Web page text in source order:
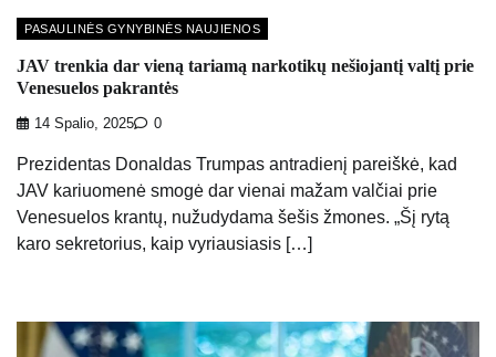
PASAULINĖS GYNYBINĖS NAUJIENOS
JAV trenkia dar vieną tariamą narkotikų nešiojantį valtį prie
Venesuelos pakrantės
14 Spalio, 2025 0
Prezidentas Donaldas Trumpas antradienį pareiškė, kad
JAV kariuomenė smogė dar vienai mažam valčiai prie
Venesuelos krantų, nužudydama šešis žmones. „Šį rytą
karo sekretorius, kaip vyriausiasis […]